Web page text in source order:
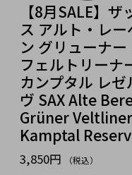
【8月SALE】ザ
ス アルト・レー
ン グリューナー
フェルトリーナ
カンプタル レゼ
ヴ SAX Alte
Grüner Veltliner
Kamptal
3,850円 （税込）